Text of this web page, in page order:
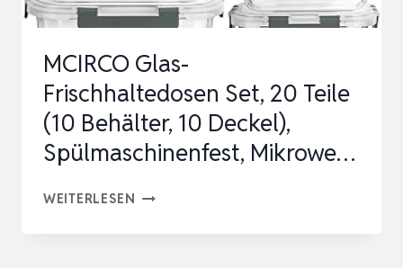
, 6
6
, V
ORRATSDOSEN G
LA…
MCIRCO Glas-
Frischhaltedosen Set, 20 Teile
(10 Behälter, 10 Deckel),
Spülmaschinenfest, Mikrowe…
WEITERLESEN MCIRCO